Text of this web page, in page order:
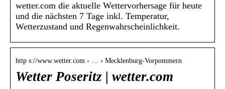
wetter.com die aktuelle Wettervorhersage für heute
und die nächsten 7 Tage inkl. Temperatur,
Wetterzustand und Regenwahrscheinlichkeit.
http s://www.wetter.com › … › Mecklenburg-Vorpommern
Wetter Poseritz | wetter.com